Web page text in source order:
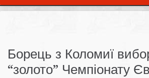
Борець з Коломиї
“золото” Чемпіонату